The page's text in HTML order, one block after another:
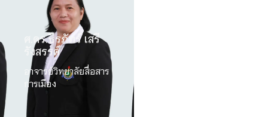
ศ.ดร.ธีรภัทร์ เสรี
รังสรรค์
อาจารย์วิทยาลัยสื่อสาร
การเมือง